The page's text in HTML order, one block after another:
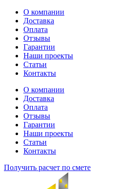
Перейти
содержимому
О компании
Доставка
Оплата
Отзывы
Гарантии
Наши проекты
Статьи
Контакты
О компании
Доставка
Оплата
Отзывы
Гарантии
Наши проекты
Статьи
Контакты
Получить расчет по смете